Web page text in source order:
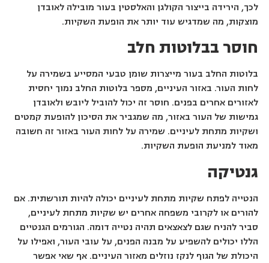
לכך, הירידה בייצור הקולגן והאלסטין בעור מובילה לאובדן
מוצקות, מה שמדגיש עוד יותר את הופעת השקיות.
חוסר בבלוטות חלב
בלוטות החלב בעור מייצרות שומן טבעי המסייע בשמירה על
לחות העור. באזור העיניים, מספר בלוטות החלב נמוך יחסית
לאזורים אחרים בפנים. חוסר זה יכול להוביל ליובש ולאובדן
גמישות של העור באזור, מה שמגביר את הסיכון להופעת קמטים
ושקיות מתחת לעיניים. שמירה על לחות העור באזור זה חשובה
מאוד למניעת הופעת השקיות.
גנטיקה
הנטייה לפתח שקיות מתחת לעיניים יכולה להיות תורשתית. אם
להורים או לקרובי משפחה אחרים יש שקיות מתחת לעיניים,
סביר להניח שגם לצאצאים תהיה נטייה דומה. הגורמים הגנטיים
הללו יכולים להשפיע על מבנה הפנים, על עובי העור, ואפילו על
היכולת של הגוף לנקז נוזלים מאזור העיניים. אף שאי אפשר